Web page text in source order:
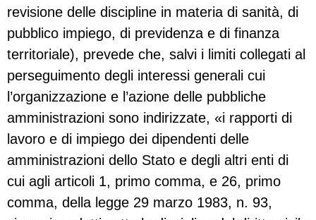
revisione delle discipline in materia di sanità, di
pubblico impiego, di previdenza e di finanza
territoriale), prevede che, salvi i limiti collegati al
perseguimento degli interessi generali cui
l’organizzazione e l’azione delle pubbliche
amministrazioni sono indirizzate, «i rapporti di
lavoro e di impiego dei dipendenti delle
amministrazioni dello Stato e degli altri enti di
cui agli articoli 1, primo comma, e 26, primo
comma, della legge 29 marzo 1983, n. 93,